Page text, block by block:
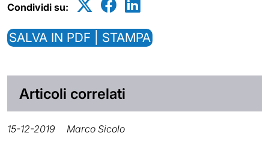
Condividi su:
SALVA IN PDF | STAMPA
Articoli correlati
15-12-2019 Marco Sicolo